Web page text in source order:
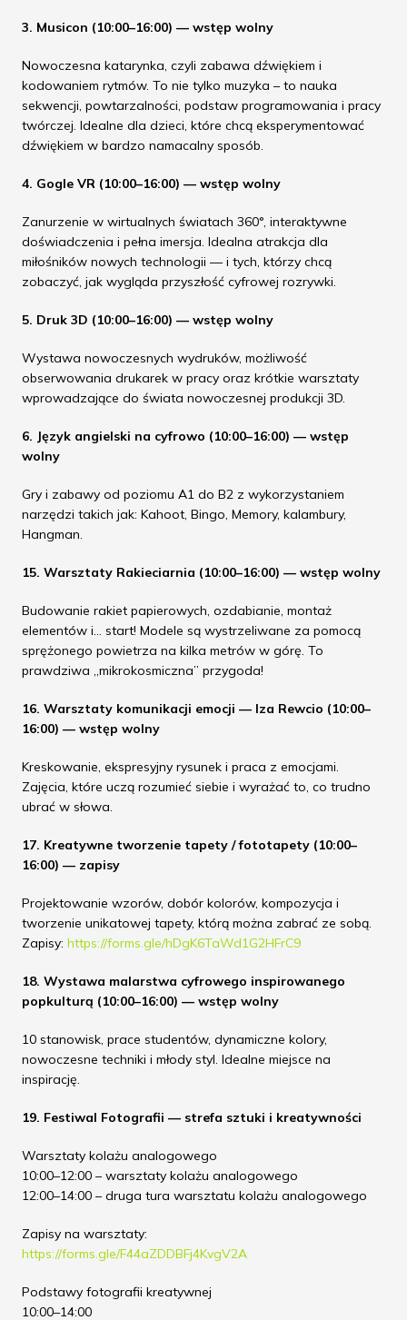
3. Musicon (10:00–16:00) — wstęp wolny
Nowoczesna katarynka, czyli zabawa dźwiękiem i
kodowaniem rytmów. To nie tylko muzyka – to nauka
sekwencji, powtarzalności, podstaw programowania i pracy
twórczej. Idealne dla dzieci, które chcą eksperymentować
dźwiękiem w bardzo namacalny sposób.
4. Gogle VR (10:00–16:00) — wstęp wolny
Zanurzenie w wirtualnych światach 360°, interaktywne
doświadczenia i pełna imersja. Idealna atrakcja dla
miłośników nowych technologii — i tych, którzy chcą
zobaczyć, jak wygląda przyszłość cyfrowej rozrywki.
5. Druk 3D (10:00–16:00) — wstęp wolny
Wystawa nowoczesnych wydruków, możliwość
obserwowania drukarek w pracy oraz krótkie warsztaty
wprowadzające do świata nowoczesnej produkcji 3D.
6. Język angielski na cyfrowo (10:00–16:00) — wstęp
wolny
Gry i zabawy od poziomu A1 do B2 z wykorzystaniem
narzędzi takich jak: Kahoot, Bingo, Memory, kalambury,
Hangman.
15. Warsztaty Rakieciarnia (10:00–16:00) — wstęp wolny
Budowanie rakiet papierowych, ozdabianie, montaż
elementów i… start! Modele są wystrzeliwane za pomocą
sprężonego powietrza na kilka metrów w górę. To
prawdziwa „mikrokosmiczna” przygoda!
16. Warsztaty komunikacji emocji — Iza Rewcio (10:00–
16:00) — wstęp wolny
Kreskowanie, ekspresyjny rysunek i praca z emocjami.
Zajęcia, które uczą rozumieć siebie i wyrażać to, co trudno
ubrać w słowa.
17. Kreatywne tworzenie tapety / fototapety (10:00–
16:00) — zapisy
Projektowanie wzorów, dobór kolorów, kompozycja i
tworzenie unikatowej tapety, którą można zabrać ze sobą.
Zapisy: https://forms.gle/hDgK6TaWd1G2HFrC9
18. Wystawa malarstwa cyfrowego inspirowanego
popkulturą (10:00–16:00) — wstęp wolny
10 stanowisk, prace studentów, dynamiczne kolory,
nowoczesne techniki i młody styl. Idealne miejsce na
inspirację.
19. Festiwal Fotografii — strefa sztuki i kreatywności
Warsztaty kolażu analogowego
10:00–12:00 – warsztaty kolażu analogowego
12:00–14:00 – druga tura warsztatu kolażu analogowego
Zapisy na warsztaty:
https://forms.gle/F44aZDDBFj4KvgV2A
Podstawy fotografii kreatywnej
10:00–14:00